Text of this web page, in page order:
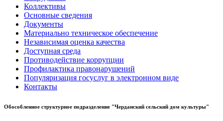
Коллективы
Основные сведения
Документы
Материально техническое обеспечение
Независимая оценка качества
Доступная среда
Противодействие коррупции
Профилактика правонарушений
Популяризация госуслуг в электронном виде
Контакты
Обособленное структурное подразделение "Черданский сельский дом культуры"